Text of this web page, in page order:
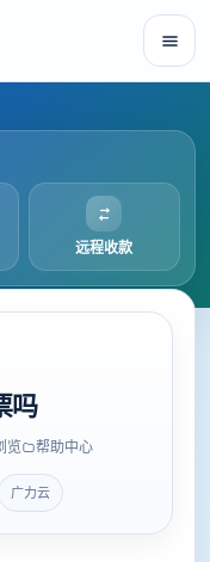
远程收款
吗
览 帮助中心
广力云